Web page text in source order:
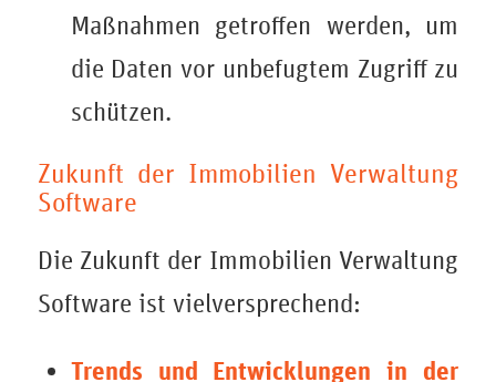
Maßnahmen getroffen werden, um
die Daten vor unbefugtem Zugriff zu
schützen.
Zukunft der Immobilien Verwaltung
Software
Die Zukunft der Immobilien Verwaltung
Software ist vielversprechend:
Trends und Entwicklungen in der